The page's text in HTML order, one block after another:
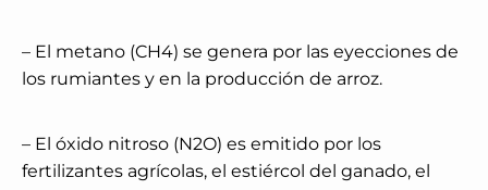
– El metano (CH4) se genera por las eyecciones de
los rumiantes y en la producción de arroz.
– El óxido nitroso (N2O) es emitido por los
fertilizantes agrícolas, el estiércol del ganado, el